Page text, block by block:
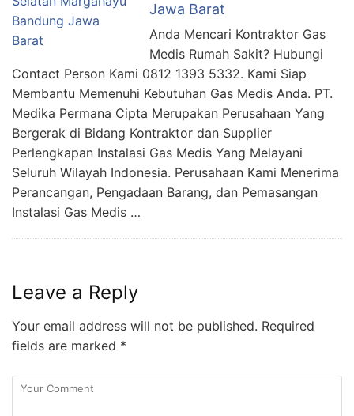
Jawa Barat
Anda Mencari Kontraktor Gas
Medis Rumah Sakit? Hubungi
Contact Person Kami 0812 1393 5332. Kami Siap
Membantu Memenuhi Kebutuhan Gas Medis Anda. PT.
Medika Permana Cipta Merupakan Perusahaan Yang
Bergerak di Bidang Kontraktor dan Supplier
Perlengkapan Instalasi Gas Medis Yang Melayani
Seluruh Wilayah Indonesia. Perusahaan Kami Menerima
Perancangan, Pengadaan Barang, dan Pemasangan
Instalasi Gas Medis …
Leave a Reply
Your email address will not be published. Required
fields are marked *